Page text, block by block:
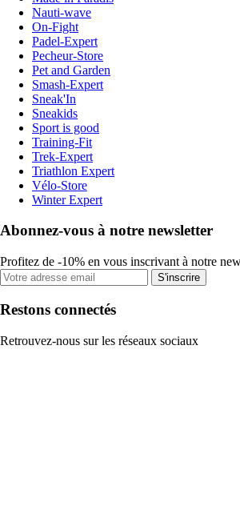
Nauti-wave
On-Fight
Padel-Expert
Pecheur-Store
Pet and Garden
Smash-Expert
Sneak'In
Sneakids
Sport is good
Training-Fit
Trek-Expert
Triathlon Expert
Vélo-Store
Winter Expert
Abonnez-vous à notre newsletter
Profitez de -10% en vous inscrivant à notre
S'inscrire
Restons connectés
Retrouvez-nous sur les réseaux sociaux